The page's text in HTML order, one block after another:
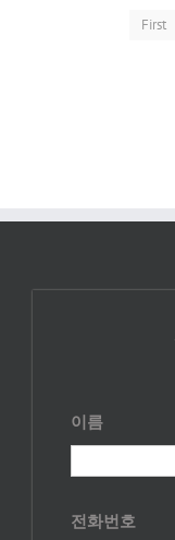
First
이름
전화번호